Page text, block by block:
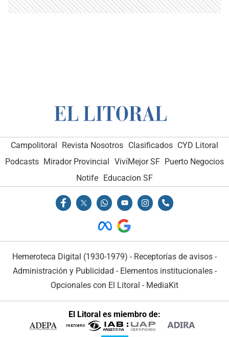
Campolitoral Revista Nosotros Clasificados CYD Litoral
Podcasts Mirador Provincial VivíMejor SF Puerto Negocios
Notife
Educacion SF
Hemeroteca Digital (1930-1979) - Receptorías de avisos -
Administración y Publicidad - Elementos institucionales-
Opcionales con El Litoral - MediaKit
El Litoral es miembro de: